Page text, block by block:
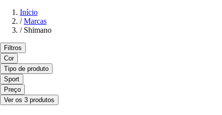
Início
/ Marcas
/ Shimano
Filtros
Cor
Tipo de produto
Sport
Preço
Ver os 3 produtos